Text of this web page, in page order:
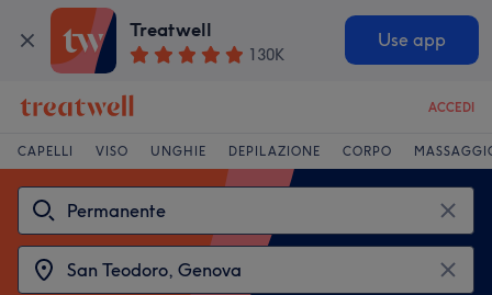
Treatwell
130K
Use app
ACCEDI
CAPELLI VISO UNGHIE DEPILAZIONE CORPO